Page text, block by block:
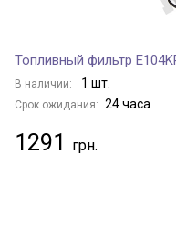
Топливный фильтр
В наличии: 1 шт.
Срок ожидания: 24 часа
1291